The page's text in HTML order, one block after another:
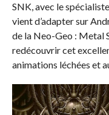
SNK, avec le
vient d’adapter sur
de la Neo-Geo : Metal
redécouvrir cet
animations léchées et